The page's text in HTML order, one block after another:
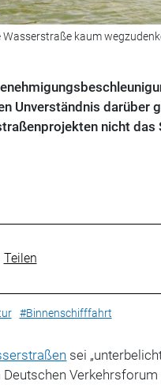
kaum
Unverständnis darüber
nicht
Teilen
#Binnenschifffahrt
sei